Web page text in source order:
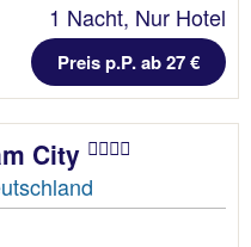
1 Nacht, Nur Hotel
Preis p.P. ab 27 €
City